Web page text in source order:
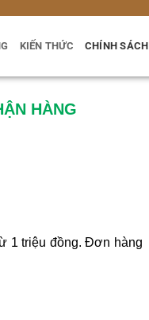
KIẾN THỨC CHÍNH SÁCH
HÀNG
1 triệu đồng. Đơn hàng